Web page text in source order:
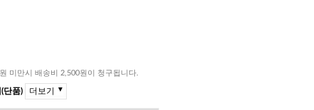
미만시 배송비 2,500원이 청구됩니다.
단품) 더보기 ▼